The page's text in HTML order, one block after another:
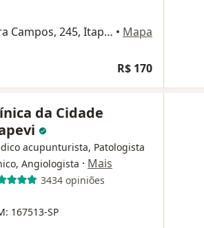
R. Agostinho Ferreira Campos, 245, Itapevi • Mapa
R$ 170
da Cidade
acupunturista, Patologista
Angiologista · Mais
3434 opiniões
167513-SP